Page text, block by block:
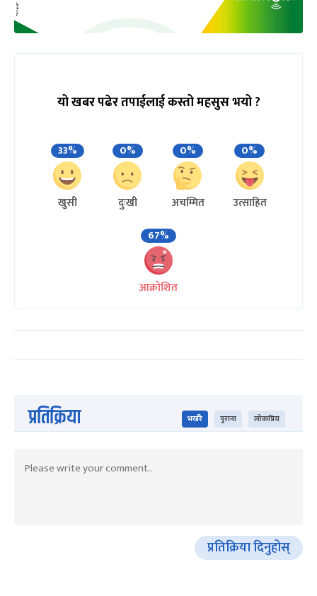
यो खबर पढेर तपाईलाई कस्तो महसुस भयो ?
33%
खुसी
0%
दुःखी
0%
अचम्मित
0%
उत्साहित
67%
आक्रोशित
प्रतिक्रिया भर्खरै पुराना लोकप्रिय
प्रतिक्रिया दिनुहोस्